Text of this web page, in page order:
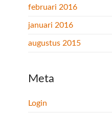
februari 2016
januari 2016
augustus 2015
Meta
Login